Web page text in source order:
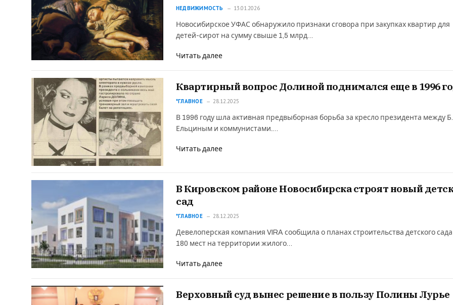
НЕДВИЖИМОСТЬ 13.01.2026
Новосибирское УФАС обнаружило признаки сговора при закупках квартир для
детей-сирот на сумму свыше 1,5 млрд…
Читать далее
Квартирный вопрос Долиной поднимался еще в 1996
*ГЛАВНОЕ 28.12.2025
В 1996 году шла активная предвыборная борьба за кресло президента между Б.
Ельциным и коммунистами.…
Читать далее
В Кировском районе Новосибирска строят новый
сад
*ГЛАВНОЕ 28.12.2025
Девелоперская компания VIRA сообщила о планах строительства детского
180 мест на территории жилого…
Читать далее
Верховный суд вынес решение в пользу Полины Лурье